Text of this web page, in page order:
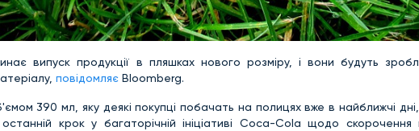
випуск продукції в пляшках нового розміру, і вони будуть
повідомляє Bloomberg.
390 мл, яку деякі покупці побачать на полицях вже в найближчі
крок у багаторічній ініціативі Coca-Cola щодо скорочення